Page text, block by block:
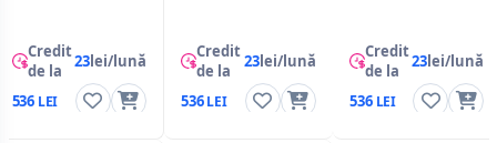
Credit
de la
23lei/lună
536
Credit
de la
23lei/lună
536
Credit
de la
23lei/lună
536